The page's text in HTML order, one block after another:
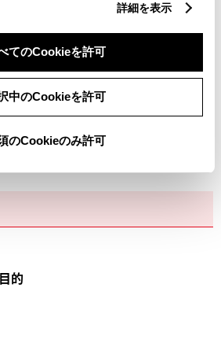
詳細を表示
てのCookieを許可
中のCookieを許可
のCookieのみ許可
的